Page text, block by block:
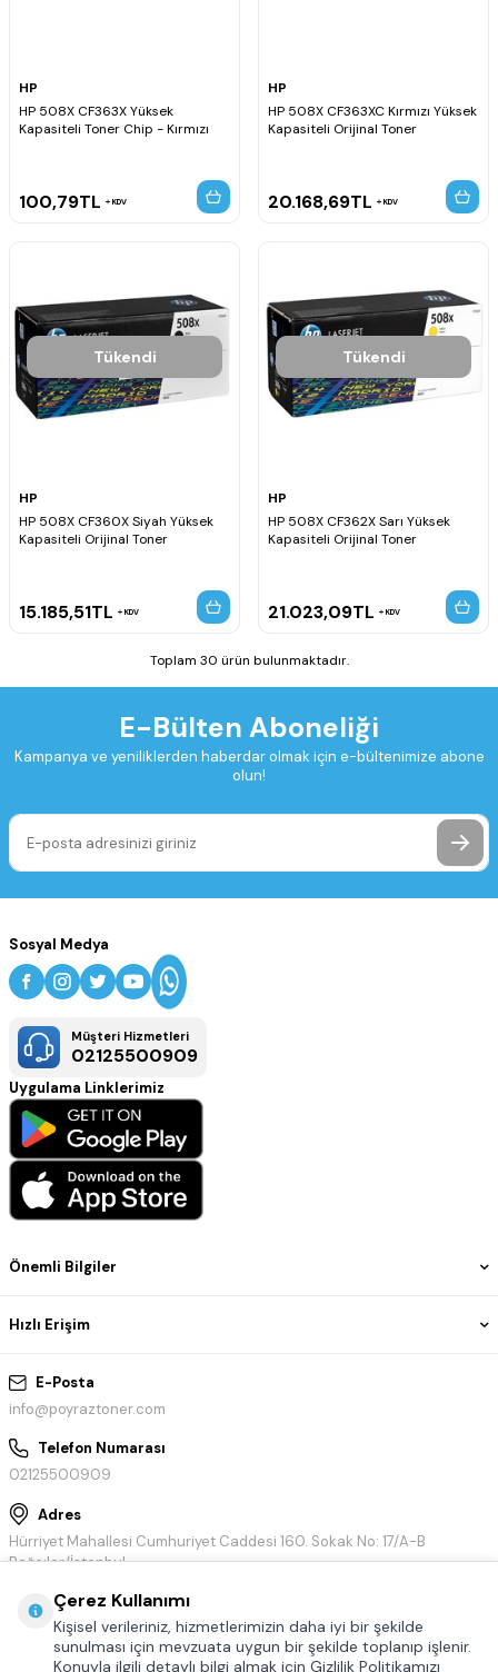
HP
HP 508X CF363X Yüksek
Kapasiteli Toner Chip - Kırmızı
100,79TL KDV
HP
HP 508X CF363XC Kırmızı Yüksek
Kapasiteli Orijinal Toner
20.168,69TL KDV
Tükendi
HP
HP 508X CF360X Siyah Yüksek
Kapasiteli Orijinal Toner
15.185,51TL KDV
Tükendi
HP
HP 508X CF362X Sarı Yüksek
Kapasiteli Orijinal Toner
21.023,09TL KDV
Toplam 30 ürün bulunmaktadır.
E-Bülten Aboneliği
Kampanya ve yeniliklerden haberdar olmak için e-bültenimize abone
olun!
E-Posta
info@poyraztoner.com
Telefon Numarası
02125500909
Adres
Hürriyet Mahallesi Cumhuriyet Caddesi 160. Sokak No: 17/A-B
Bağcılar/İstanbul
Önemli Bilgiler
Hızlı Erişim
Sosyal Medya
Müşteri Hizmetleri
02125500909
Uygulama Linklerimiz
Çerez Kullanımı
Kişisel verileriniz, hizmetlerimizin daha iyi bir şekilde
sunulması için mevzuata uygun bir şekilde toplanıp işlenir.
Konuyla ilgili detaylı bilgi almak için Gizlilik Politikamızı